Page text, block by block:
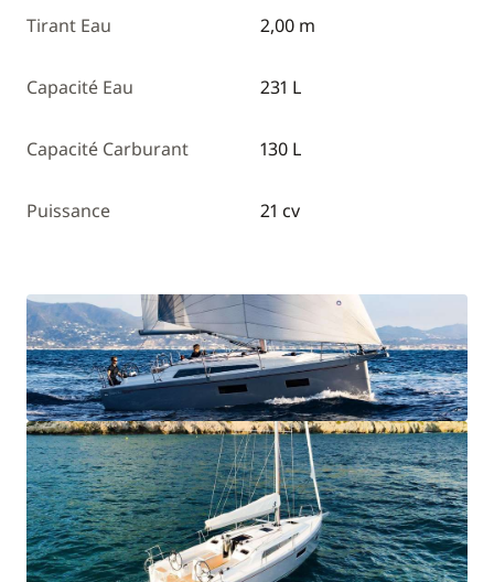
Tirant Eau 2,00 m
Capacité Eau 231 L
Capacité Carburant 130 L
Puissance 21 cv